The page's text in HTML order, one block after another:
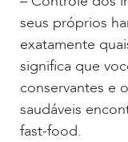
seus próprios
exatamente
significa que
conservantes e
saudáveis
fast-food.